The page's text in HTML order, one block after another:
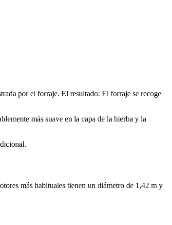
por el forraje. El resultado: El forraje se recoge
más suave en la capa de la hierba y la
más habituales tienen un diámetro de 1,42 m y